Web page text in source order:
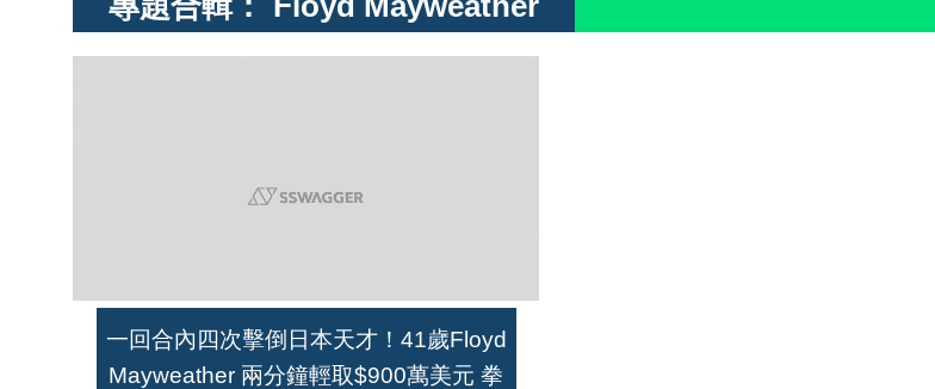
一回合內四次擊倒日本天才！41歲Floyd
Mayweather 兩分鐘輕取$900萬美元 拳